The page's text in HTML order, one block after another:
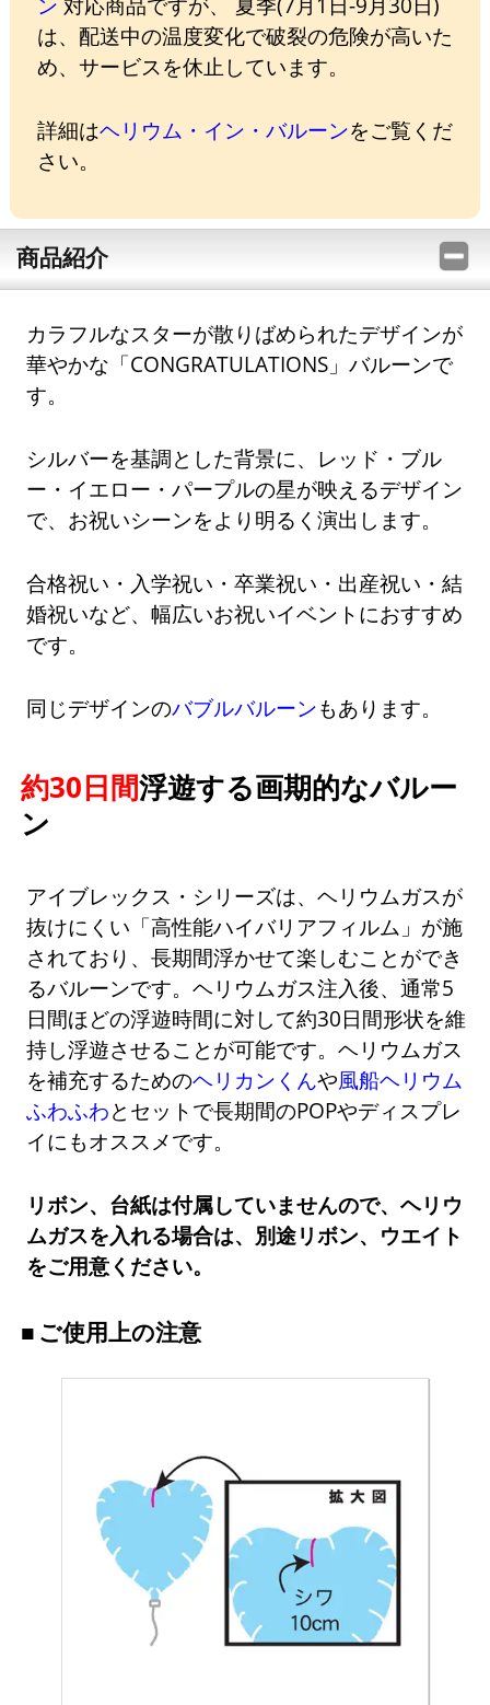
は、配送中の温度変化で破裂の危険が高いた
め、サービスを休止しています。
詳細はヘリウム・イン・バルーンをご覧くだ
さい。
商品紹介
カラフルなスターが散りばめられたデザインが
華やかな「CONGRATULATIONS」バルーンで
す。
シルバーを基調とした背景に、レッド・ブル
ー・イエロー・パープルの星が映えるデザイン
で、お祝いシーンをより明るく演出します。
合格祝い・入学祝い・卒業祝い・出産祝い・結
婚祝いなど、幅広いお祝いイベントにおすすめ
です。
同じデザインのバブルバルーンもあります。
約30日間浮遊する画期的なバルー
ン
アイブレックス・シリーズは、ヘリウムガスが
抜けにくい「高性能ハイバリアフィルム」が施
されており、長期間浮かせて楽しむことができ
るバルーンです。ヘリウムガス注入後、通常5
日間ほどの浮遊時間に対して約30日間形状を維
持し浮遊させることが可能です。ヘリウムガス
を補充するためのヘリカンくんや風船ヘリウム
ふわふわとセットで長期間のPOPやディスプレ
イにもオススメです。
リボン、台紙は付属していませんので、ヘリウ
ムガスを入れる場合は、別途リボン、ウエイト
をご用意ください。
ご使用上の注意